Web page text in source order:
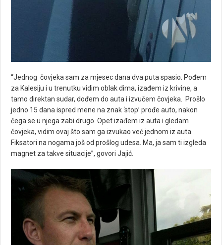
“Jednog čovjeka sam za mjesec dana dva puta spasio. Pođem
za Kalesiju i u trenutku vidim oblak dima, izađem iz krivine, a
tamo direktan sudar, dođem do auta i izvučem čovjeka. Prošlo
jedno 15 dana ispred mene na znak ‘stop’ prođe auto, nakon
čega se u njega zabi drugo. Opet izađem iz auta i gledam
čovjeka, vidim ovaj što sam ga izvukao već jednom iz auta.
Fiksatori na nogama još od prošlog udesa. Ma, ja sam ti izgleda
magnet za takve situacije”, govori Jajić.